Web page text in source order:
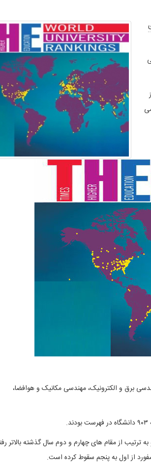
برق و الکترونیک، مهندسی مکانیک و هوافضا،
ترتیب از مقام های چهارم و دوم سال گذشته بالاتر
از اول به پنجم سقوط کرده است.